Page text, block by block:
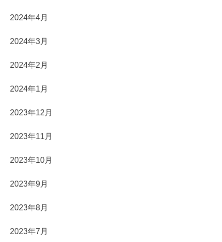
2024年4月
2024年3月
2024年2月
2024年1月
2023年12月
2023年11月
2023年10月
2023年9月
2023年8月
2023年7月